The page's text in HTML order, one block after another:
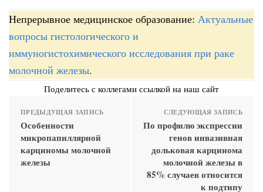
Непрерывное медицинское образование: Актуальные
вопросы гистологического и
иммуногистохимического исследования при раке
молочной железы.
Поделитесь с коллегами ссылкой на наш сайт
ПРЕДЫДУЩАЯ ЗАПИСЬ
Особенности
микропапиллярной
карциномы молочной
железы
СЛЕДУЮЩАЯ ЗАПИСЬ
По профилю экспрессии
генов инвазивная
дольковая карцинома
молочной железы в
85% случаев относится
к подтипу